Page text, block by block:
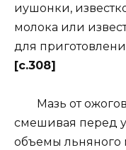
иушонки,
молока или
для
[c.308]
Мазь от ожогов
смешивая перед
объемы льняного